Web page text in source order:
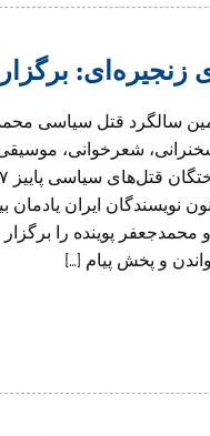
سالگرد قتل سیاسی
شعرخوانی،
و پخش پیام
نویسندگان ایران یادمان
پوینده را برگزار
و پخش پیام […]